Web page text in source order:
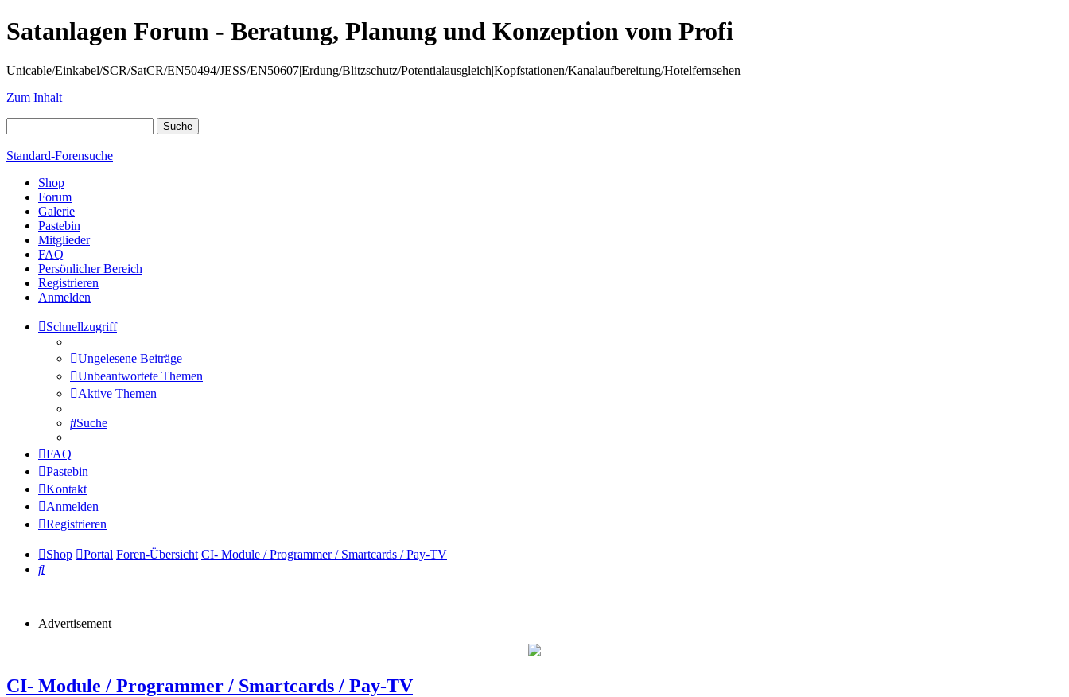
Satanlagen Forum - Beratung, Planung und Konzeption vom Profi
Unicable/Einkabel/SCR/SatCR/EN50494/JESS/EN50607|Erdung/Blitzschutz/Potentialausgleich|Kopfstationen/Kanalaufbereitung/Hotelfernsehen
Zum Inhalt
Standard-Forensuche
Shop
Forum
Galerie
Pastebin
Mitglieder
FAQ
Persönlicher Bereich
Registrieren
Anmelden
Schnellzugriff
Ungelesene Beiträge
Unbeantwortete Themen
Aktive Themen
Suche
FAQ
Pastebin
Kontakt
Anmelden
Registrieren
Shop Portal Foren-Übersicht CI- Module / Programmer / Smartcards / Pay-TV
Suche
Advertisement
CI- Module / Programmer / Smartcards / Pay-TV